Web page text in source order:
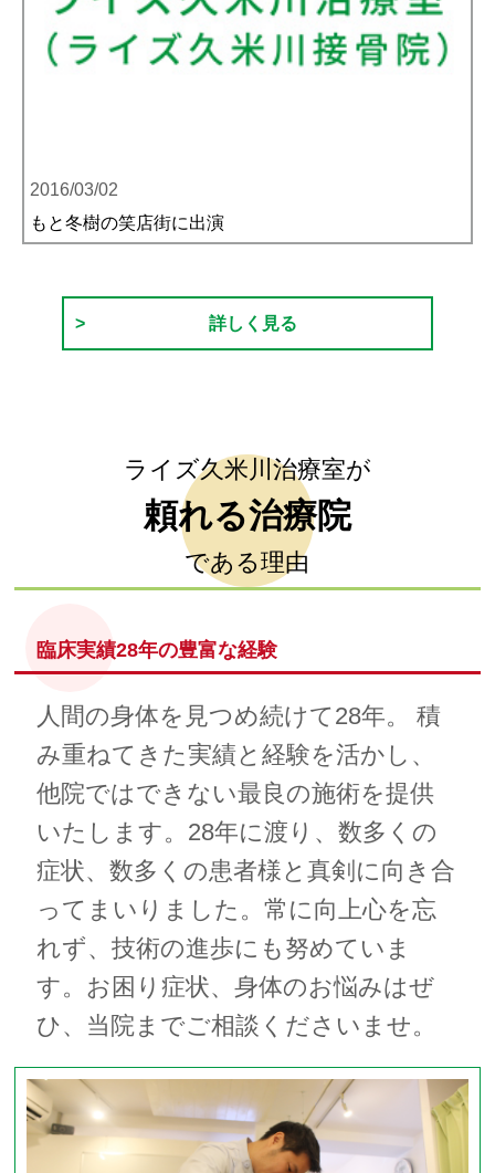
2016/03/02
もと冬樹の笑店街に出演
詳しく見る
ライズ久米川治療室が
頼れる治療院
である理由
臨床実績28年の豊富な経験
人間の身体を見つめ続けて28年。 積
み重ねてきた実績と経験を活かし、
他院ではできない最良の施術を提供
いたします。28年に渡り、数多くの
症状、数多くの患者様と真剣に向き合
ってまいりました。常に向上心を忘
れず、技術の進歩にも努めていま
す。お困り症状、身体のお悩みはぜ
ひ、当院までご相談くださいませ。